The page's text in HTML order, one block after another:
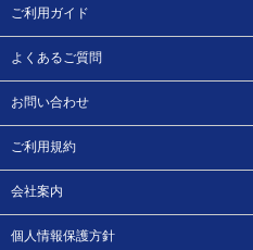
ご利用ガイド
よくあるご質問
お問い合わせ
ご利用規約
会社案内
個人情報保護方針